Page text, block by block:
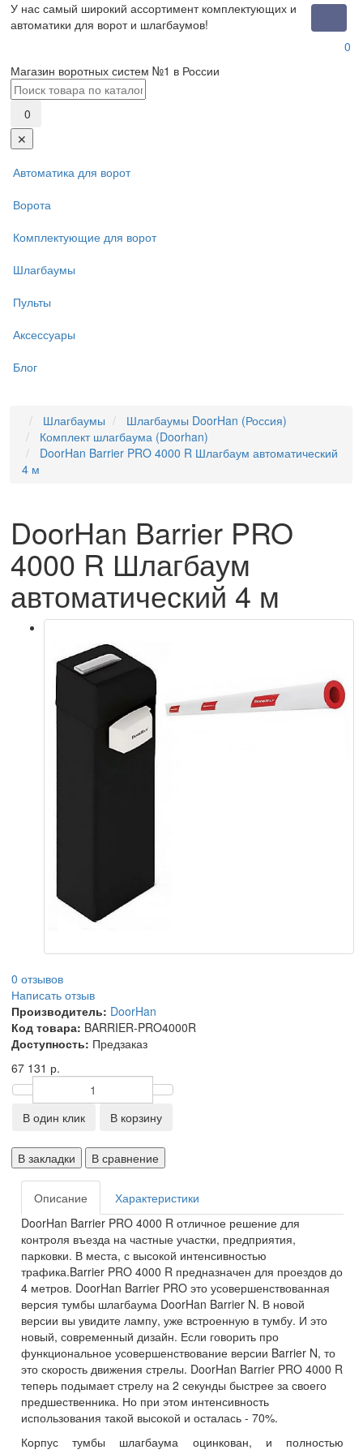
У нас самый широкий ассортимент комплектующих и
автоматики для ворот и шлагбаумов!
0
Магазин воротных систем №1 в России
0
✕
Автоматика для ворот
Ворота
Комплектующие для ворот
Шлагбаумы
Пульты
Аксессуары
Блог
Шлагбаумы
Шлагбаумы DoorHan (Россия)
Комплект шлагбаума (Doorhan)
DoorHan Barrier PRO 4000 R Шлагбаум автоматический
4 м
DoorHan Barrier PRO
4000 R Шлагбаум
автоматический 4 м
0 отзывов
Написать отзыв
Производитель: DoorHan
Код товара: BARRIER-PRO4000R
Доступность: Предзаказ
67 131 р.
В один клик В корзину
В закладки В сравнение
Описание
Характеристики
DoorHan Barrier PRO 4000 R отличное решение для
контроля въезда на частные участки, предприятия,
парковки. В места, с высокой интенсивностью
трафика.Barrier PRO 4000 R предназначен для проездов до
4 метров. DoorHan Barrier PRO это усовершенствованная
версия тумбы шлагбаума DoorHan Barrier N. В новой
версии вы увидите лампу, уже встроенную в тумбу. И это
новый, современный дизайн. Если говорить про
функциональное усовершенствование версии Barrier N, то
это скорость движения стрелы. DoorHan Barrier PRO 4000 R
теперь подымает стрелу на 2 секунды быстрее за своего
предшественника. Но при этом интенсивность
использования такой высокой и осталась - 70%.
Корпус тумбы шлагбаума оцинкован, и полностью